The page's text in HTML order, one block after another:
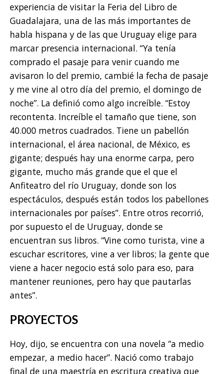
experiencia de visitar la Feria del Libro de
Guadalajara, una de las más importantes de
habla hispana y de las que Uruguay elige para
marcar presencia internacional. “Ya tenía
comprado el pasaje para venir cuando me
avisaron lo del premio, cambié la fecha de pasaje
y me vine al otro día del premio, el domingo de
noche”. La definió como algo increíble. “Estoy
recontenta. Increíble el tamaño que tiene, son
40.000 metros cuadrados. Tiene un pabellón
internacional, el área nacional, de México, es
gigante; después hay una enorme carpa, pero
gigante, mucho más grande que el que el
Anfiteatro del río Uruguay, donde son los
espectáculos, después están todos los pabellones
internacionales por países”. Entre otros recorrió,
por supuesto el de Uruguay, donde se
encuentran sus libros. “Vine como turista, vine a
escuchar escritores, vine a ver libros; la gente que
viene a hacer negocio está solo para eso, para
mantener reuniones, pero hay que pautarlas
antes”.
PROYECTOS
Hoy, dijo, se encuentra con una novela “a medio
empezar, a medio hacer”. Nació como trabajo
final de una maestría en escritura creativa que